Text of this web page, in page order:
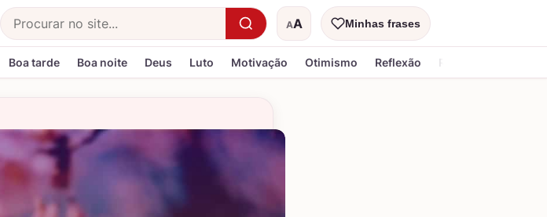
Buscar AA
Tamanho do textoMinhas frases
Boa tarde Boa noite Deus Luto Motivação Otimismo Reflexão Religiosa